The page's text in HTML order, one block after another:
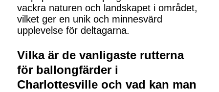
vackra naturen och landskapet i området,
vilket ger en unik och minnesvärd
upplevelse för deltagarna.
Vilka är de vanligaste rutterna
för ballongfärder i
Charlottesville och vad kan man